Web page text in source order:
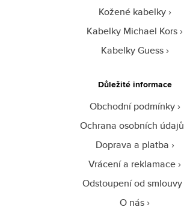
Kožené kabelky
Kabelky Michael Kors
Kabelky Guess
Důležité informace
Obchodní podmínky
Ochrana osobních údajů
Doprava a platba
Vrácení a reklamace
Odstoupení od smlouvy
O nás